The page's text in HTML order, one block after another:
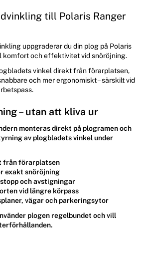
till Polaris Ranger
uppgraderar du din plog på Polaris
komfort och effektivitet vid snöröjning.
vinkel direkt från förarplatsen,
och mer ergonomiskt – särskilt vid
– utan att kliva ur
monteras direkt på plogramen och
av plogbladets vinkel under
från förarplatsen
exakt snöröjning
och avstigningar
vid längre körpass
vägar och parkeringsytor
plogen regelbundet och vill